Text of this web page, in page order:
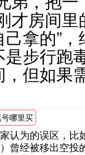
才房间
拿的”
步行跑
但如果
哪里买
认为的误区，比
曾经被移出空投